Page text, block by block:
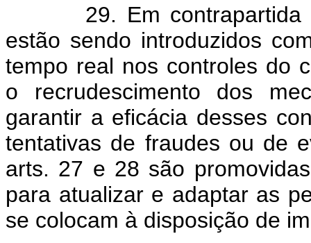
29. Em contrapartida
estão sendo introduzidos
tempo real nos controles do
o recrudescimento dos
garantir a eficácia desses
tentativas de fraudes ou de
arts. 27 e 28 são
para atualizar e adaptar as
se colocam à disposição de